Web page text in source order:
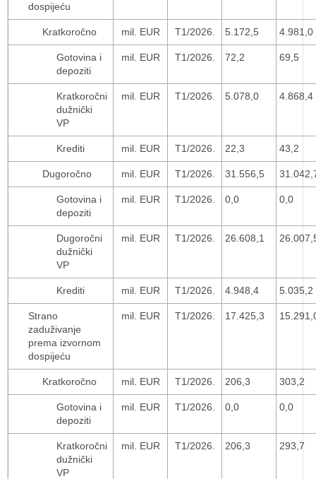
dospijeću
Kratkoročno mil. EUR T1/2026. 5.172,5 4.981,0
Gotovina i
depoziti
mil. EUR T1/2026. 72,2 69,5
Kratkoročni
dužnički
VP
mil. EUR T1/2026. 5.078,0 4.868,4
Krediti mil. EUR T1/2026. 22,3 43,2
Dugoročno mil. EUR T1/2026. 31.556,5
Gotovina i
depoziti
mil. EUR T1/2026. 0,0 0,0
Dugoročni
dužnički
VP
mil. EUR T1/2026. 26.608,1
Krediti mil. EUR T1/2026. 4.948,4 5.035,2
Strano
zaduživanje
prema izvornom
dospijeću
mil. EUR T1/2026. 17.425,3
Kratkoročno mil. EUR T1/2026. 206,3 303,2
Gotovina i
depoziti
mil. EUR T1/2026. 0,0 0,0
Kratkoročni
dužnički
VP
mil. EUR T1/2026. 206,3 293,7